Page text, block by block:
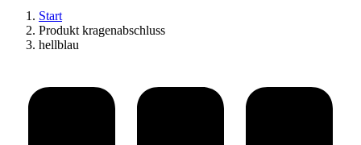
Start
Produkt kragenabschluss
hellblau